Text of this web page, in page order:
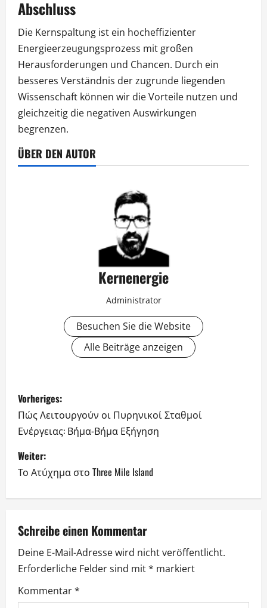
Abschluss
Die Kernspaltung ist ein hocheffizienter
Energieerzeugungsprozess mit großen
Herausforderungen und Chancen. Durch ein
besseres Verständnis der zugrunde liegenden
Wissenschaft können wir die Vorteile nutzen und
gleichzeitig die negativen Auswirkungen
begrenzen.
ÜBER DEN AUTOR
Kernenergie
Administrator
Besuchen Sie die Website
Alle Beiträge anzeigen
B
e
i
t
r
a
g
s
n
Vorheriges:
Πώς Λειτουργούν οι Πυρηνικοί Σταθμοί
Ενέργειας: Βήμα-Βήμα Εξήγηση
Weiter:
Το Ατύχημα στο Three Mile Island
Schreibe einen Kommentar
Deine E-Mail-Adresse wird nicht veröffentlicht.
Erforderliche Felder sind mit* markiert
Kommentar*